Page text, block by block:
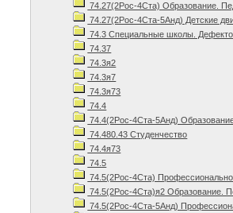
74.27(2Рос-4Ста) Образование.
74.27(2Рос-4Ста-5Анд) Детские
74.3 Специальные школы.
74.37
74.3я2
74.3я7
74.3я73
74.4
74.4(2Рос-4Ста-5Анд)
74.480.43 Студенчество
74.4я73
74.5
74.5(2Рос-4Ста)
74.5(2Рос-4Ста)я2 Образование.
74.5(2Рос-4Ста-5Анд)